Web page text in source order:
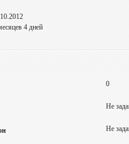
4 дней
0
Не
Не